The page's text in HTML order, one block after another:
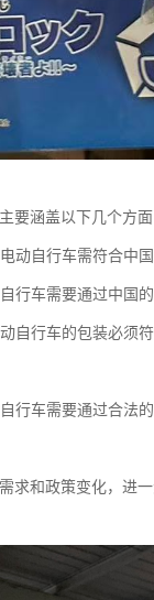
要涵盖以下几个方面
动自行车需符合中
行车需要通过中国
自行车的包装必须
行车需要通过合法
求和政策变化，进